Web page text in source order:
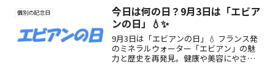
個別の記念日
今日は何の日？9月3日は「エビア
ンの日」💧✨
9月3日は「エビアンの日」💧 フランス発
のミネラルウォーター「エビアン」の魅
力と歴史を再発見。健康や美容にやさし